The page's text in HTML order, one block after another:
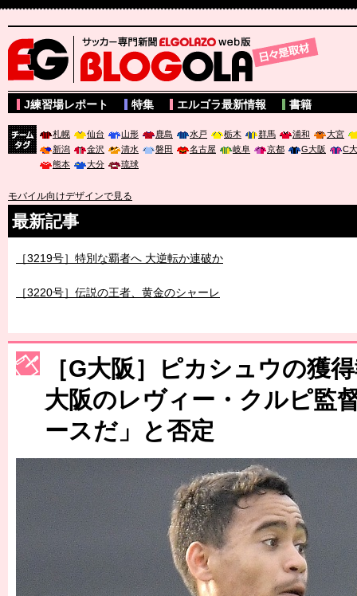
サッカー専門新聞ELGOLAZO web版 BLOGOLA
J練習場レポート 特集 エルゴラ最新情報 書籍
札幌 仙台 山形 鹿島 水戸 栃木 群馬 浦和
大宮
新潟
金沢 清水 磐田 名古屋 岐阜 京都 G大阪
C
熊本
大分 琉球
モバイル向けデザインで見る
最新記事
［3230号］世界一への夢は終わらない
［3223号］一丸。日本出陣
［3222号］史上最大のW杯開幕 注目は「個」
［G大阪］ピカシュウの獲
大阪のレヴィー・クルピ監
ースだ」と否定